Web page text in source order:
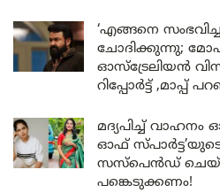
‘എങ്ങനെ
ചോദിക്കുന്നു;
ഓസ്ട്രേലിയൻ
റിപ്പോർട്ട് ,മാപ്പ്
മദ്യപിച്ച്
ഓഫ്
സസ്പെൻഡ്
പങ്കെടുക്കണം!